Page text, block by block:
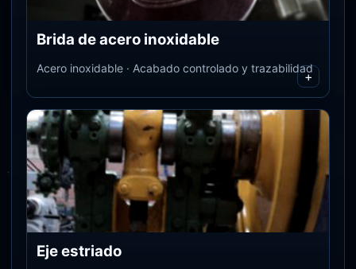
Brida de acero inoxidable
Acero inoxidable · Acabado controlado y trazabilidad
+
Eje estriado